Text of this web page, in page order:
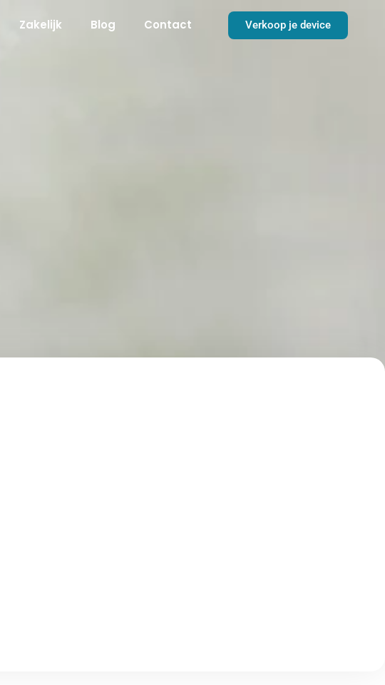
Zakelijk Blog Contact Verkoop je device